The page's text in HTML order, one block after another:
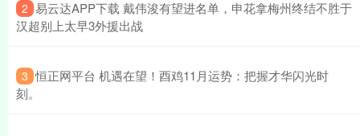
2 ​易云达APP下载 戴伟浚有望进名单，申花拿梅州终结不胜于
汉超别上太早3外援出战
3 ​恒正网平台 机遇在望！酉鸡11月运势：把握才华闪光时
刻。